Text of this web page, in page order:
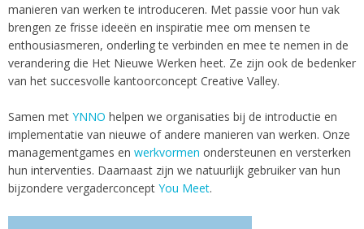
manieren van werken te introduceren. Met passie voor hun vak
brengen ze frisse ideeën en inspiratie mee om mensen te
enthousiasmeren, onderling te verbinden en mee te nemen in de
verandering die Het Nieuwe Werken heet. Ze zijn ook de bedenker
van het succesvolle kantoorconcept Creative Valley.
Samen met YNNO helpen we organisaties bij de introductie en
implementatie van nieuwe of andere manieren van werken. Onze
managementgames en werkvormen ondersteunen en versterken
hun interventies. Daarnaast zijn we natuurlijk gebruiker van hun
bijzondere vergaderconcept You Meet.